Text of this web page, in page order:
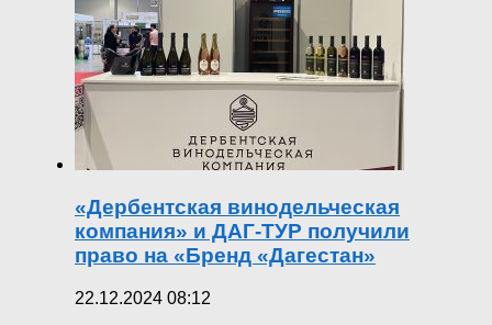
«Дербентская винодельческая
компания» и ДАГ-ТУР получили
право на «Бренд «Дагестан»
22.12.2024 08:12